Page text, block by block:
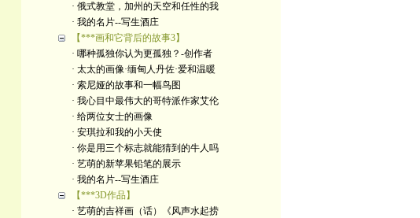
· 俄式教堂，加州的天空和任性的我
· 我的名片--写生酒庄
【***画和它背后的故事3】
· 哪种孤独你认为更孤独？-创作者
· 太太的画像·缅甸人丹佐·爱和温暖
· 索尼娅的故事和一幅鸟图
· 我心目中最伟大的哥特派作家艾伦
· 给两位女士的画像
· 安琪拉和我的小天使
· 你是用三个标志就能猜到的牛人吗
· 艺萌的新苹果铅笔的展示
· 我的名片--写生酒庄
【***3D作品】
· 艺萌的吉祥画（话）《风声水起捞